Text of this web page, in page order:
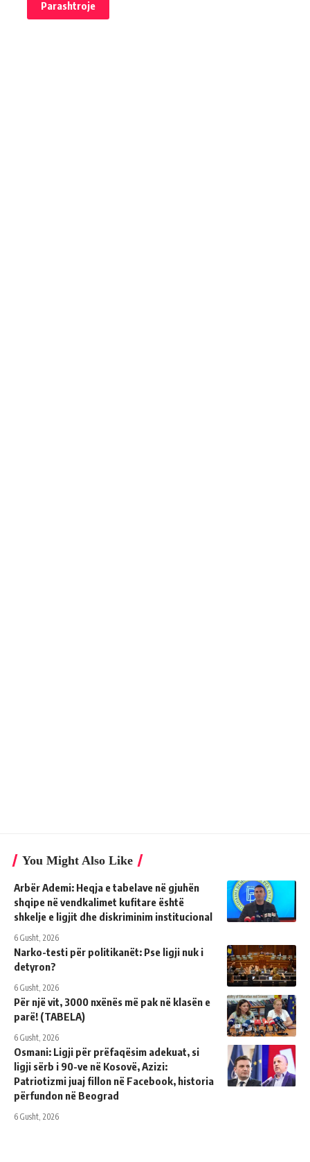
You Might Also Like
Arbër Ademi: Heqja e tabelave në gjuhën
shqipe në vendkalimet kufitare është
shkelje e ligjit dhe diskriminim institucional
6 Gusht, 2026
Narko-testi për politikanët: Pse ligji nuk i
detyron?
6 Gusht, 2026
Për një vit, 3000 nxënës më pak në klasën e
parë! (TABELA)
6 Gusht, 2026
Osmani: Ligji për prëfaqësim adekuat, si
ligji sërb i 90-ve në Kosovë, Azizi:
Patriotizmi juaj fillon në Facebook, historia
përfundon në Beograd
6 Gusht, 2026